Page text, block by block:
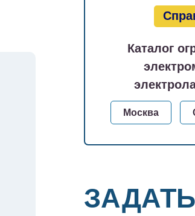
Каталог
Москва
ЗАДАТЬ